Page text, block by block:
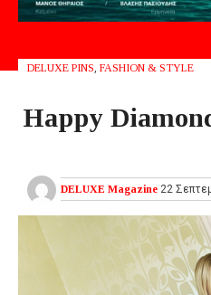
DELUXE PINS FASHION & STYLE
Happy
DELUXE Magazine 22